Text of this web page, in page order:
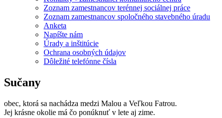
Zoznam zamestnancov terénnej sociálnej práce
Zoznam zamestnancov spoločného stavebného úradu
Anketa
Napíšte nám
Úrady a inštitúcie
Ochrana osobných údajov
Dôležité telefónne čísla
Sučany
obec, ktorá sa nachádza medzi Malou a Veľkou Fatrou.
Jej krásne okolie má čo ponúknuť v lete aj zime.